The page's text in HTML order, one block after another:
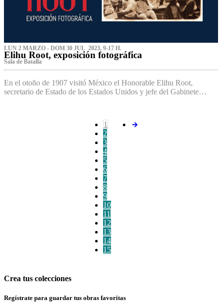
LUN 2 MARZO - DOM 30 JUL 2023, 9-17 H.
Elihu Root, exposición fotográfica
Sala de Batalla
En el otoño de 1907 visitó México el Honorable Elihu Root,
secretario de Estado de los Estados Unidos y jefe del Gabinete…
1
2
3
4
5
6
7
8
9
10
11
12
13
14
15
Crea tus colecciones
Regístrate para guardar tus obras favoritas